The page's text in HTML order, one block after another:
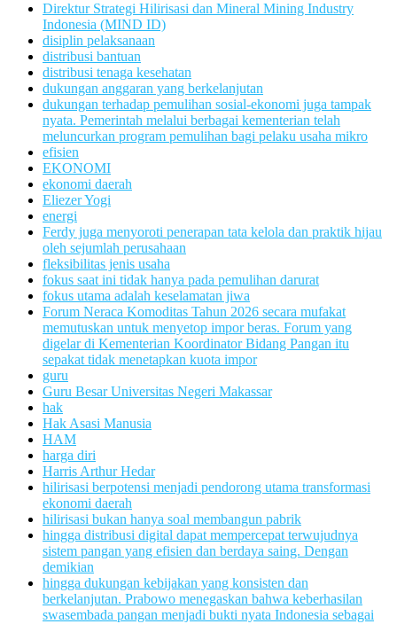
Direktur Strategi Hilirisasi dan Mineral Mining Industry
Indonesia (MIND ID)
disiplin pelaksanaan
distribusi bantuan
distribusi tenaga kesehatan
dukungan anggaran yang berkelanjutan
dukungan terhadap pemulihan sosial-ekonomi juga tampak
nyata. Pemerintah melalui berbagai kementerian telah
meluncurkan program pemulihan bagi pelaku usaha mikro
efisien
EKONOMI
ekonomi daerah
Eliezer Yogi
energi
Ferdy juga menyoroti penerapan tata kelola dan praktik hijau
oleh sejumlah perusahaan
fleksibilitas jenis usaha
fokus saat ini tidak hanya pada pemulihan darurat
fokus utama adalah keselamatan jiwa
Forum Neraca Komoditas Tahun 2026 secara mufakat
memutuskan untuk menyetop impor beras. Forum yang
digelar di Kementerian Koordinator Bidang Pangan itu
sepakat tidak menetapkan kuota impor
guru
Guru Besar Universitas Negeri Makassar
hak
Hak Asasi Manusia
HAM
harga diri
Harris Arthur Hedar
hilirisasi berpotensi menjadi pendorong utama transformasi
ekonomi daerah
hilirisasi bukan hanya soal membangun pabrik
hingga distribusi digital dapat mempercepat terwujudnya
sistem pangan yang efisien dan berdaya saing. Dengan
demikian
hingga dukungan kebijakan yang konsisten dan
berkelanjutan. Prabowo menegaskan bahwa keberhasilan
swasembada pangan menjadi bukti nyata Indonesia sebagai